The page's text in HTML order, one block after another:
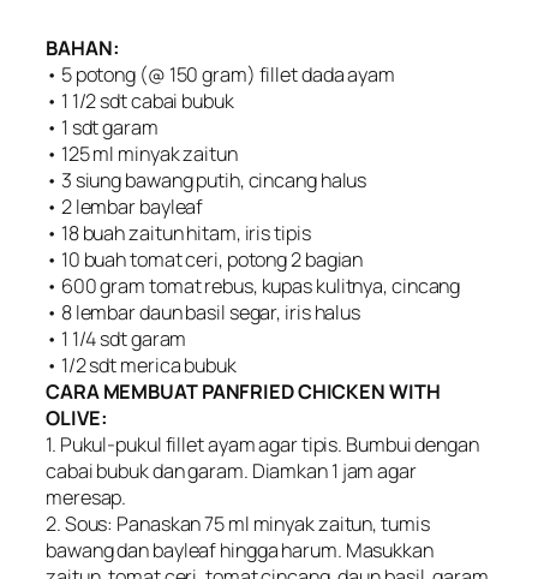
BAHAN:
• 5 potong (@ 150 gram) fillet dada ayam
• 1 1/2 sdt cabai bubuk
• 1 sdt garam
• 125 ml minyak zaitun
• 3 siung bawang putih, cincang halus
• 2 lembar bayleaf
• 18 buah zaitun hitam, iris tipis
• 10 buah tomat ceri, potong 2 bagian
• 600 gram tomat rebus, kupas kulitnya, cincang
• 8 lembar daun basil segar, iris halus
• 1 1/4 sdt garam
• 1/2 sdt merica bubuk
CARA MEMBUAT PANFRIED CHICKEN WITH
OLIVE:
1. Pukul-pukul fillet ayam agar tipis. Bumbui dengan
cabai bubuk dan garam. Diamkan 1 jam agar
meresap.
2. Sous: Panaskan 75 ml minyak zaitun, tumis
bawang dan bayleaf hingga harum. Masukkan